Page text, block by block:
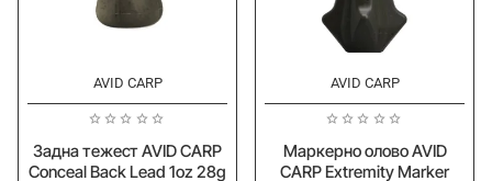
AVID CARP
Задна тежест AVID CARP
Conceal Back Lead 1oz 28g
AVID CARP
Маркерно олово AVID
CARP Extremity Marker